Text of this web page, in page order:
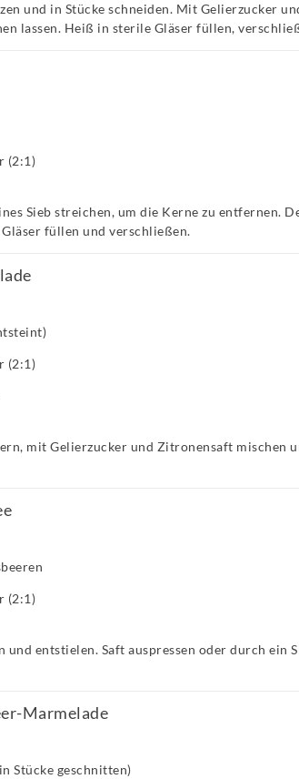
und in Stücke schneiden. Mit Gelierzucker
lassen. Heiß in sterile Gläser füllen,
(2:1)
Sieb streichen, um die Kerne zu entfernen.
füllen und verschließen.
(2:1)
mit Gelierzucker und Zitronensaft mischen
(2:1)
und entstielen. Saft auspressen oder durch
Marmelade
Stücke geschnitten)